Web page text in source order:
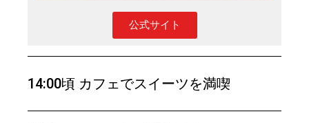
公式サイト
14:00頃 カフェでスイーツを満喫